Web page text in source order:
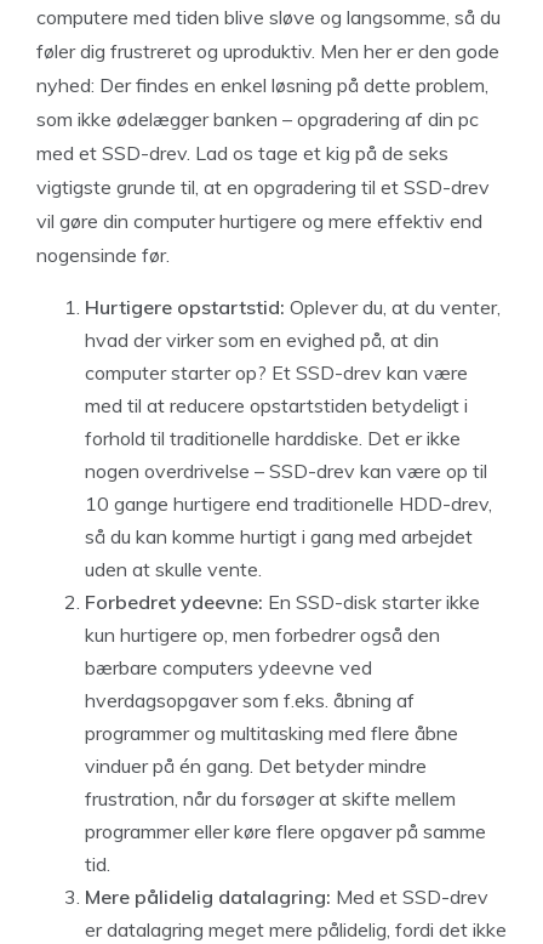
computere med tiden blive sløve og langsomme, så du
føler dig frustreret og uproduktiv. Men her er den gode
nyhed: Der findes en enkel løsning på dette problem,
som ikke ødelægger banken – opgradering af din pc
med et SSD-drev. Lad os tage et kig på de seks
vigtigste grunde til, at en opgradering til et SSD-drev
vil gøre din computer hurtigere og mere effektiv end
nogensinde før.
Hurtigere opstartstid: Oplever du, at du venter,
hvad der virker som en evighed på, at din
computer starter op? Et SSD-drev kan være
med til at reducere opstartstiden betydeligt i
forhold til traditionelle harddiske. Det er ikke
nogen overdrivelse – SSD-drev kan være op til
10 gange hurtigere end traditionelle HDD-drev,
så du kan komme hurtigt i gang med arbejdet
uden at skulle vente.
Forbedret ydeevne: En SSD-disk starter ikke
kun hurtigere op, men forbedrer også den
bærbare computers ydeevne ved
hverdagsopgaver som f.eks. åbning af
programmer og multitasking med flere åbne
vinduer på én gang. Det betyder mindre
frustration, når du forsøger at skifte mellem
programmer eller køre flere opgaver på samme
tid.
Mere pålidelig datalagring: Med et SSD-drev
er datalagring meget mere pålidelig, fordi det ikke